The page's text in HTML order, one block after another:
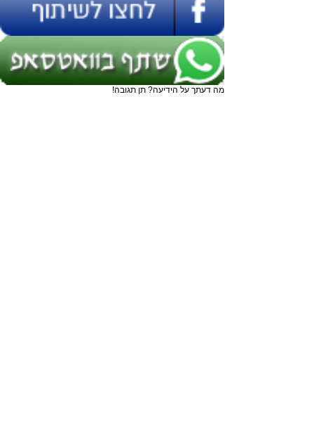
מה דעתך על הידיעה? תן תגובה!